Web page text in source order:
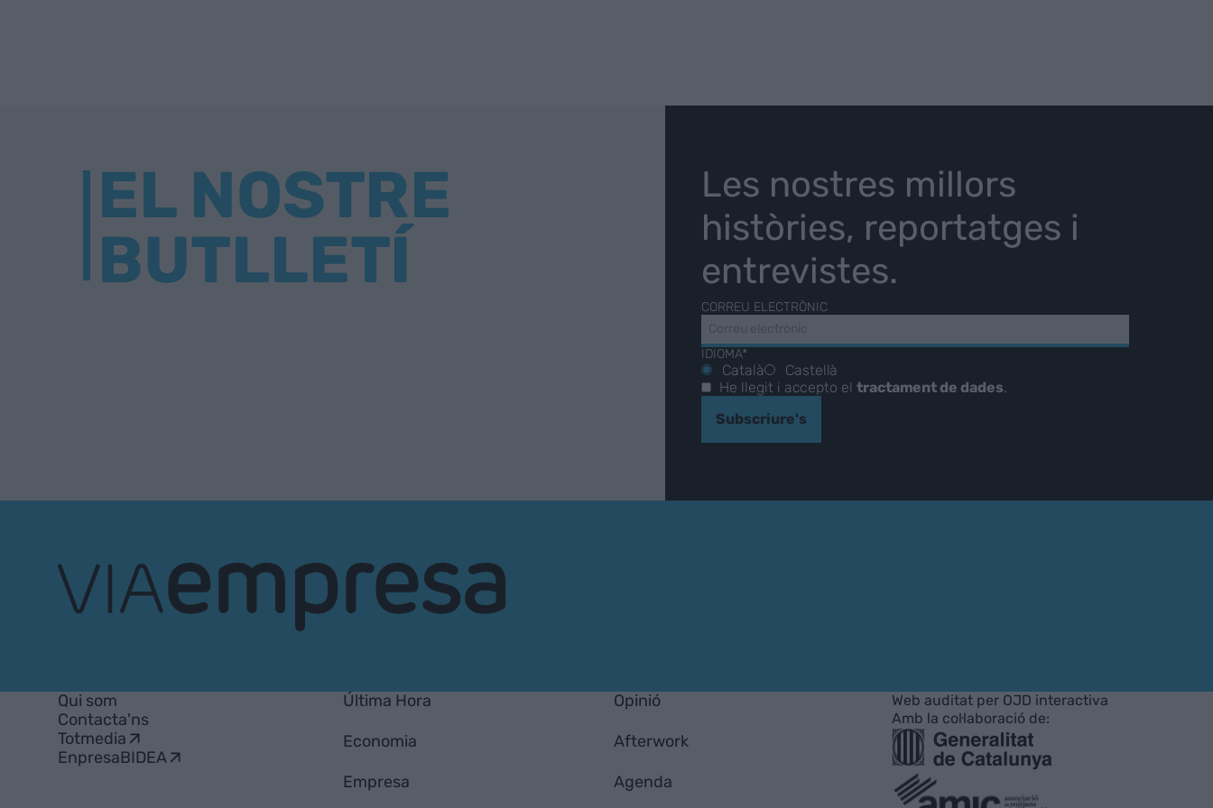
EL NOSTRE
BUTLLETÍ
Les nostres millors
històries, reportatges i
entrevistes.
CORREU ELECTRÒNIC
IDIOMA*
Català
Castellà
He llegit i accepto el tractament de dades.
Subscriure's
Qui som
Contacta'ns
Totmedia
EnpresaBIDEA
Última Hora
Economia
Empresa
Opinió
Afterwork
Agenda
Web auditat per OJD interactiva
Amb la col·laboració de: